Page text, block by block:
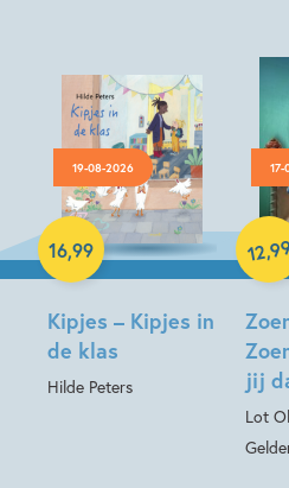
19-08-2026
Kipjes – Kipjes in
de klas
Hilde Peters
16,99
Hardcover
jij
Lot
12,99